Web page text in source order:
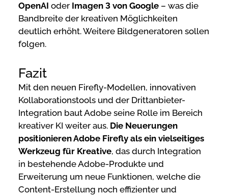
OpenAI oder Imagen 3 von Google – was die
Bandbreite der kreativen Möglichkeiten
deutlich erhöht. Weitere Bildgeneratoren sollen
folgen.
Fazit
Mit den neuen Firefly-Modellen, innovativen
Kollaborationstools und der Drittanbieter-
Integration baut Adobe seine Rolle im Bereich
kreativer KI weiter aus. Die Neuerungen
positionieren Adobe Firefly als ein vielseitiges
Werkzeug für Kreative, das durch Integration
in bestehende Adobe-Produkte und
Erweiterung um neue Funktionen, welche die
Content-Erstellung noch effizienter und